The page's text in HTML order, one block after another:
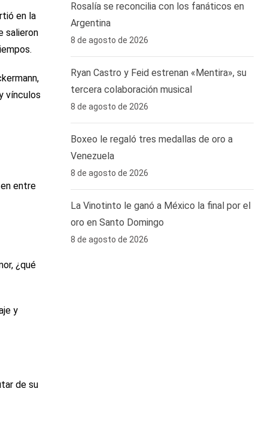
en la
salieron
vínculos
entre
¿qué
y
de su
Rosalía se reconcilia con los fanáticos en
Argentina
8 de agosto de 2026
Ryan Castro y Feid estrenan «Mentira», su
tercera colaboración musical
8 de agosto de 2026
Boxeo le regaló tres medallas de oro a
Venezuela
8 de agosto de 2026
La Vinotinto le ganó a México la final por el
oro en Santo Domingo
8 de agosto de 2026